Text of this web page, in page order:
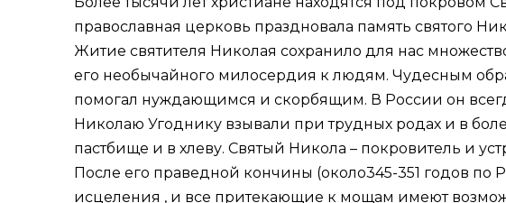
православная церковь праздновала память святого
Житие святителя Николая сохранило для нас
его необычайного милосердия к людям. Чудесным
помогал нуждающимся и скорбящим. В России он
Николаю Угоднику взывали при трудных родах и в
пастбище и в хлеву. Святый Никола – покровитель и
После его праведной кончины (около345-351 годов по
исцеления , и все притекающие к мощам имеют